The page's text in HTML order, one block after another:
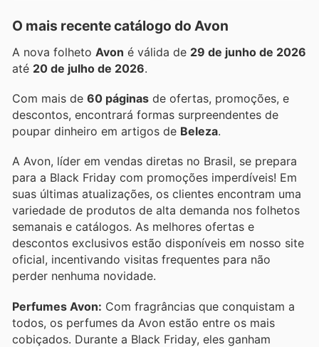
O mais recente catálogo do Avon
A nova folheto Avon é válida de 29 de junho de 2026
até 20 de julho de 2026.
Com mais de 60 páginas de ofertas, promoções, e
descontos, encontrará formas surpreendentes de
poupar dinheiro em artigos de Beleza.
A Avon, líder em vendas diretas no Brasil, se prepara
para a Black Friday com promoções imperdíveis! Em
suas últimas atualizações, os clientes encontram uma
variedade de produtos de alta demanda nos folhetos
semanais e catálogos. As melhores ofertas e
descontos exclusivos estão disponíveis em nosso site
oficial, incentivando visitas frequentes para não
perder nenhuma novidade.
Perfumes Avon: Com fragrâncias que conquistam a
todos, os perfumes da Avon estão entre os mais
cobiçados. Durante a Black Friday, eles ganham